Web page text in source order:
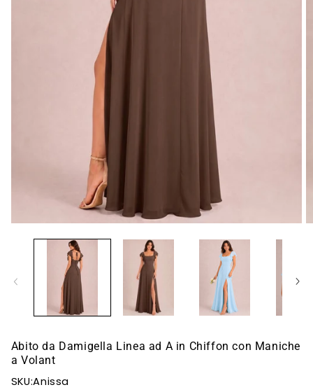
Abito da Damigella Linea ad A in Chiffon con Maniche
a Volant
SKU:Anissa